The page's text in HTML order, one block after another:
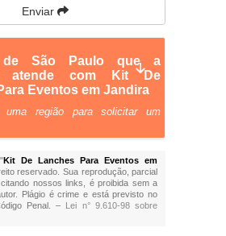
Enviar
de São Paulo que a
atende com Kit De
Eventos em Jandira
uma região para solicitar um
Kit De Lanches Para Eventos em
reservado. Sua reprodução, parcial
nossos links, é proibida sem a
Plágio é crime e está previsto no
Penal. – Lei n° 9.610-98 sobre